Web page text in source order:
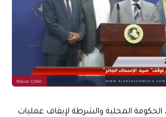
المحلية والشرطة لإيقاف عمليات